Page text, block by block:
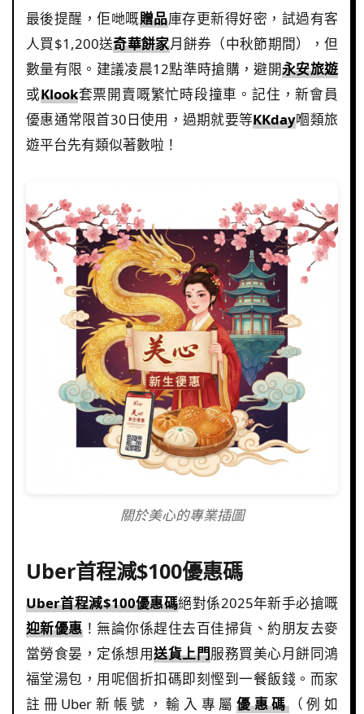
最後提醒，佢哋嘅贈品庫存更新得好密，試過有客
人買$1,200送奇華餅家月餅券（中秋節期間），但
數量有限。建議凌晨12點準時搶購，避開永安旅遊
或Klook套票開賣嘅繁忙時段撞車。記住，新會員
優惠通常限首30日使用，過期就要等KKday嗰類旅
遊平台先有類似著數啦！
關於美心的專業插圖
Uber首程減$100優惠碼
Uber首程減$100優惠碼絕對係2025年新手必搶嘅
迎新優惠！無論你係趕住去百佳掃貨、約朋友去麥
當勞食晏，定係想用送貨上門服務買美心月餅同鴻
福堂湯包，用呢個折扣碼即刻慳到一餐飯錢。而家
註冊Uber新帳號，輸入專屬 優惠碼（例如